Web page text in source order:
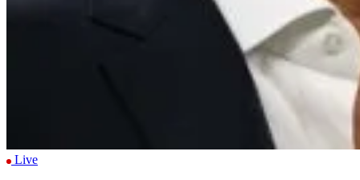
Live